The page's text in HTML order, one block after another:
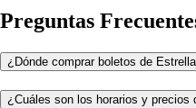
Preguntas
¿Dónde comprar boletos de
¿Cuáles son los horarios y precios